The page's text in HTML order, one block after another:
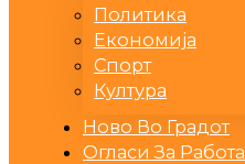
Политика
Економија
Спорт
Култура
Ново Во Градот
Огласи За Работа